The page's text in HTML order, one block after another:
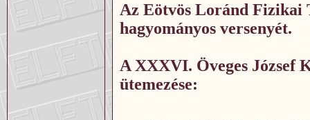
Az Eötvös Loránd Fizikai
hagyományos versenyét.
A XXXVI. Öveges József
ütemezése: